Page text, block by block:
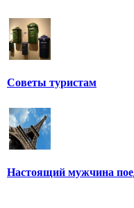
Советы туристам
Настоящий мужчина